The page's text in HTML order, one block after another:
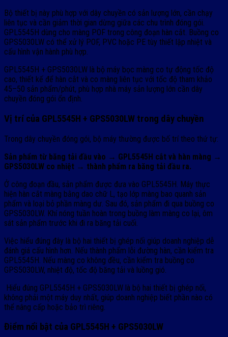
Bộ thiết bị này phù hợp với dây chuyền có sản lượng lớn, cần chạy
liên tục và cần giảm thời gian dừng giữa các chu trình đóng gói.
GPL5545H dùng cho màng POF trong công đoạn hàn cắt. Buồng co
GPS5030LW có thể xử lý POF, PVC hoặc PE tùy thiết lập nhiệt và
cấu hình vận hành phù hợp.
GPL5545H + GPS5030LW là bộ máy bọc màng co tự động tốc độ
cao, thiết kế để hàn cắt và co màng liên tục với tốc độ tham khảo
45–50 sản phẩm/phút, phù hợp nhà máy sản lượng lớn cần dây
chuyền đóng gói ổn định.
Vị trí của GPL5545H + GPS5030LW trong dây chuyền
Trong dây chuyền đóng gói, bộ máy thường được bố trí theo thứ tự:
Sản phẩm từ băng tải đầu vào → GPL5545H cắt và hàn màng →
GPS5030LW co nhiệt → thành phẩm ra băng tải đầu ra.
Ở công đoạn đầu, sản phẩm được đưa vào GPL5545H. Máy thực
hiện hàn cắt màng bằng dao chữ L, tạo lớp màng bao quanh sản
phẩm và loại bỏ phần màng dư. Sau đó, sản phẩm đi qua buồng co
GPS5030LW. Khí nóng tuần hoàn trong buồng làm màng co lại, ôm
sát sản phẩm trước khi đi ra băng tải cuối.
Việc hiểu đúng đây là bộ hai thiết bị ghép nối giúp doanh nghiệp dễ
đánh giá cấu hình hơn. Nếu thành phẩm lỗi đường hàn, cần kiểm tra
GPL5545H. Nếu màng co không đều, cần kiểm tra buồng co
GPS5030LW, nhiệt độ, tốc độ băng tải và luồng gió.
Hiểu đúng GPL5545H + GPS5030LW là bộ hai thiết bị ghép nối,
không phải một máy duy nhất, giúp doanh nghiệp biết phần nào có
thể nâng cấp hoặc bảo trì riêng.
Điểm nổi bật của GPL5545H + GPS5030LW